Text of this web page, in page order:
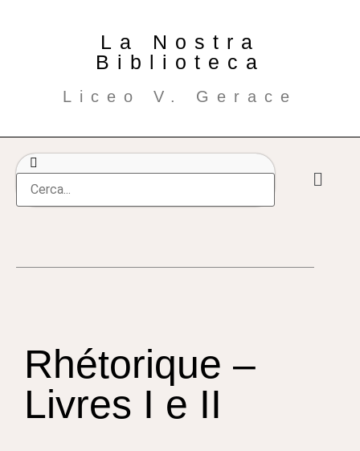
La Nostra
Biblioteca
Liceo V. Gerace
Rhétorique –
Livres I e II